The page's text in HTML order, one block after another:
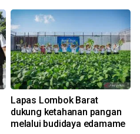
Lapas Lombok Barat
dukung ketahanan pangan
melalui budidaya edamame